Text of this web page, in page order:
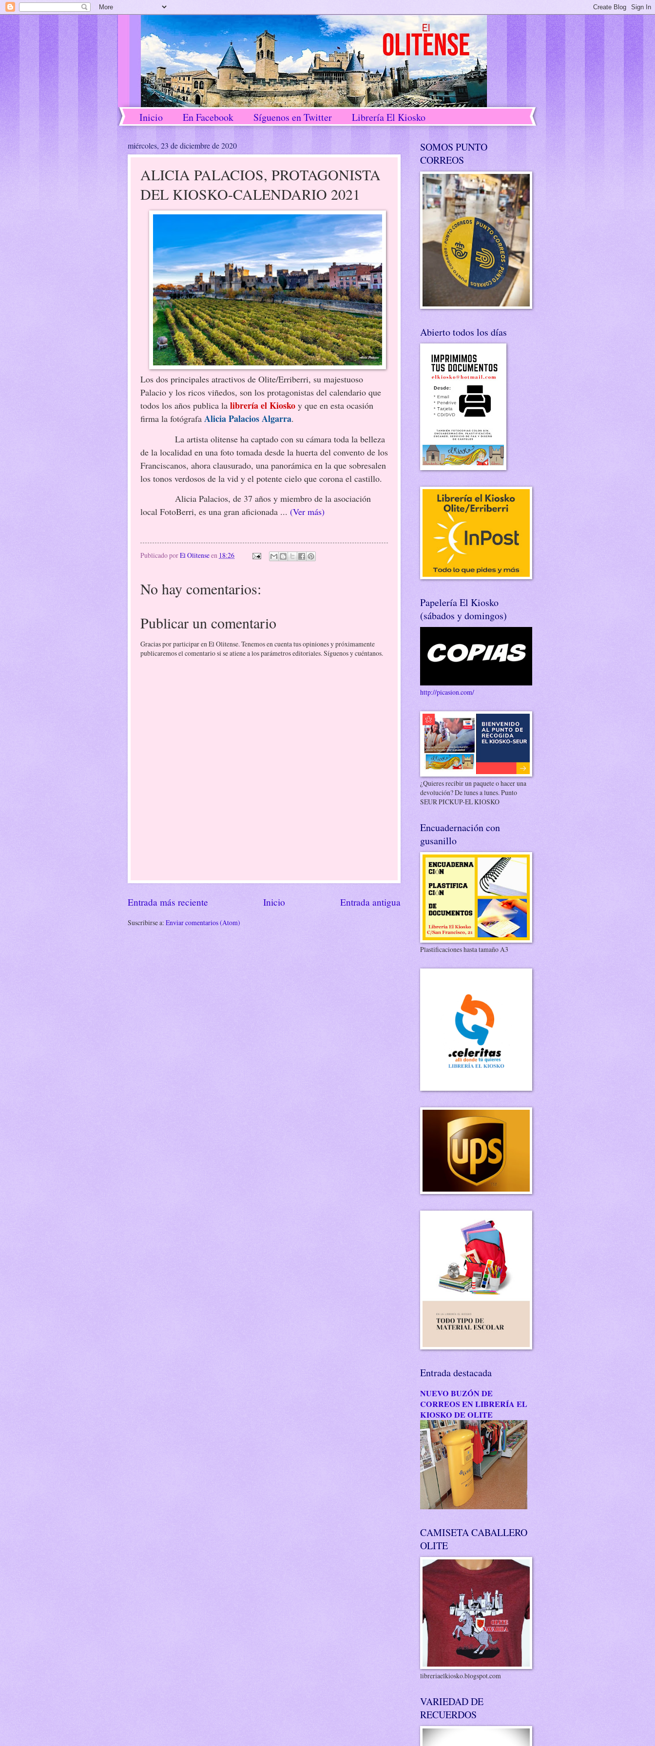
Inicio En Facebook Síguenos en Twitter Librería El Kiosko
miércoles, 23 de diciembre de 2020
ALICIA PALACIOS, PROTAGONISTA
DEL KIOSKO-CALENDARIO 2021
Los dos principales atractivos de Olite/Erriberri, su majestuoso
Palacio y los ricos viñedos, son los protagonistas del calendario que
todos los años publica la librería el Kiosko y que en esta ocasión
firma la fotógrafa Alicia Palacios Algarra.
La artista olitense ha captado con su cámara toda la belleza
de la localidad en una foto tomada desde la huerta del convento de los
Franciscanos, ahora clausurado, una panorámica en la que sobresalen
los tonos verdosos de la vid y el potente cielo que corona el castillo.
Alicia Palacios, de 37 años y miembro de la asociación
local FotoBerri, es una gran aficionada ... (Ver más)
Publicado porEl Olitenseen 18:26
No hay comentarios:
Publicar un comentario
Gracias por participar en El Olitense. Tenemos en cuenta tus opiniones y próximamente
publicaremos el comentario si se atiene a los parámetros editoriales. Síguenos y cuéntanos.
Entrada más reciente Entrada antigua
Inicio
Suscribirse a: Enviar comentarios (Atom)
SOMOS PUNTO
CORREOS
Abierto todos los días
Papelería El Kiosko
(sábados y domingos)
http://picasion.com/
¿Quieres recibir un paquete o hacer una
devolución? De lunes a lunes. Punto
SEUR PICKUP-EL KIOSKO
Encuadernación con
gusanillo
Plastificaciones hasta tamaño A3
Entrada destacada
NUEVO BUZÓN DE
CORREOS EN LIBRERÍA EL
KIOSKO DE OLITE
CAMISETA CABALLERO
OLITE
libreriaelkiosko.blogspot.com
VARIEDAD DE
RECUERDOS